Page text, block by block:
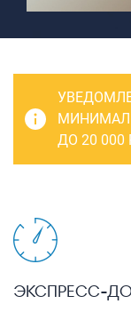
ДО 20 000
ЭКСПРЕСС-